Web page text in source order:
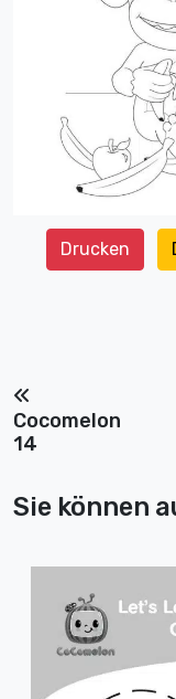
Drucken
Cocomelon
14
Sie können